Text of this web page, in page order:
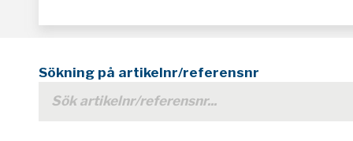
Sökning på artikelnr/referensnr